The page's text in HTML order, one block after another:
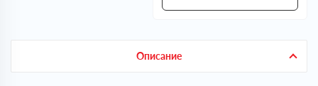
Описание